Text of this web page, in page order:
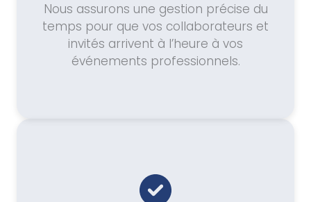
Nous assurons une gestion précise du
temps pour que vos collaborateurs et
invités arrivent à l’heure à vos
événements professionnels.